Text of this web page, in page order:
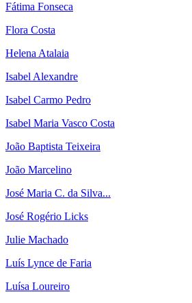
Fátima Fonseca
Flora Costa
Helena Atalaia
Isabel Alexandre
Isabel Carmo Pedro
Isabel Maria Vasco Costa
João Baptista Teixeira
João Marcelino
José Maria C. da Silva...
José Rogério Licks
Julie Machado
Luís Lynce de Faria
Luísa Loureiro